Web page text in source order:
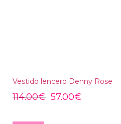
Vestido lencero Denny Rose
114.00€ 57.00€